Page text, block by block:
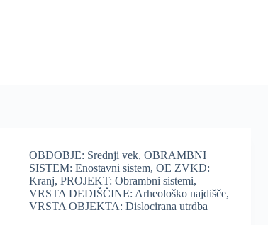
OBDOBJE: Srednji vek,OBRAMBNI
SISTEM: Enostavni sistem,OE ZVKD:
Kranj,PROJEKT: Obrambni sistemi,
VRSTA DEDIŠČINE: Arheološko najdišče,
VRSTA OBJEKTA: Dislocirana utrdba